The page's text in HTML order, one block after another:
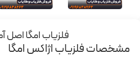
فلزیاب امگا اصل
مشخصات فلزیاب اژاکس امگا